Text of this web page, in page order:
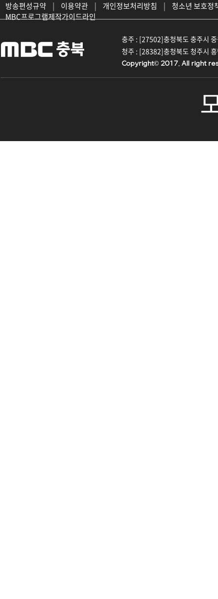
방송편성규약 | 이용약관 | 개인정보처리방침 |
청소년 보호정
MBC프로그램제작가이드라인
충주 : [27502]충청북도 충주시
청주 : [28382]충청북도 청주시
Copyright© 2017. All right